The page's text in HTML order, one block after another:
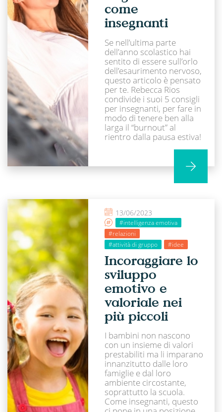
come
insegnanti
Se nell’ultima parte
dell’anno scolastico hai
sentito di essere sull’orlo
dell’esaurimento nervoso,
questo articolo è pensato
per te. Rebecca Rios
condivide i suoi 5 consigli
per insegnanti, per fare in
modo di tenere ben alla
larga il “burnout” al
rientro dalla pausa estiva!
13/06/2023
#intelligenza emotiva
#relazioni
#attività di gruppo
#idee
Incoraggiare lo
sviluppo
emotivo e
valoriale nei
più piccoli
I bambini non nascono
con un insieme di valori
prestabiliti ma li imparano
innanzitutto dalle loro
famiglie e dal loro
ambiente circostante,
soprattutto la scuola.
Come insegnanti, questo